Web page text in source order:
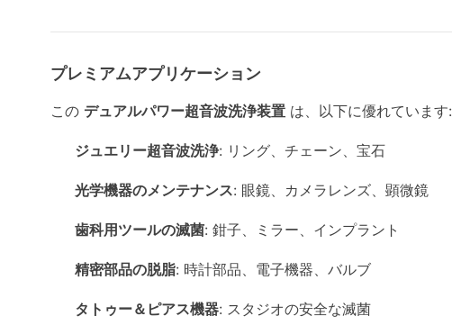
プレミアムアプリケーション
この デュアルパワー超音波洗浄装置 は、以下に優れています:
ジュエリー超音波洗浄: リング、チェーン、宝石
光学機器のメンテナンス: 眼鏡、カメラレンズ、顕微鏡
歯科用ツールの滅菌: 鉗子、ミラー、インプラント
精密部品の脱脂: 時計部品、電子機器、バルブ
タトゥー＆ピアス機器: スタジオの安全な滅菌